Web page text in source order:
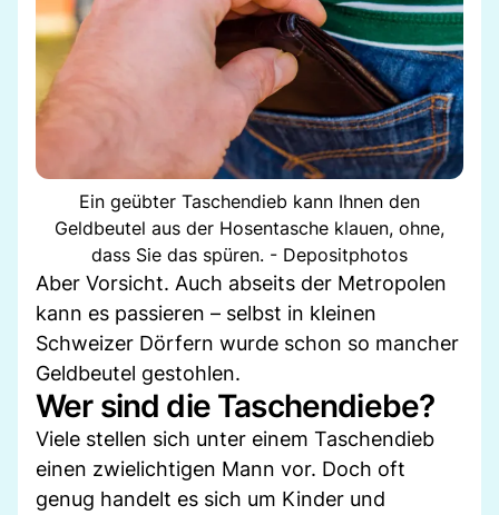
Ein geübter Taschendieb kann Ihnen den
Geldbeutel aus der Hosentasche klauen, ohne,
dass Sie das spüren. - Depositphotos
Aber Vorsicht. Auch abseits der Metropolen
kann es passieren – selbst in kleinen
Schweizer Dörfern wurde schon so mancher
Geldbeutel gestohlen.
Wer sind die Taschendiebe?
Viele stellen sich unter einem Taschendieb
einen zwielichtigen Mann vor. Doch oft
genug handelt es sich um Kinder und